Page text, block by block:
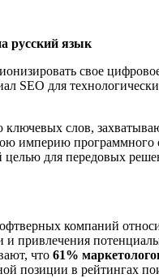
русский язык
свое
SEO для
слов,
империю программного
для передовых
компаний
привлечения
что 61%
позиции в рейтингах